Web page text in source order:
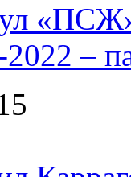
«ПСЖ»
–